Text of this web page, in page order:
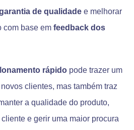
de qualidade e melhorar
com base em feedback dos
rápido pode trazer um
clientes, mas também traz
a qualidade do produto,
e gerir uma maior procura